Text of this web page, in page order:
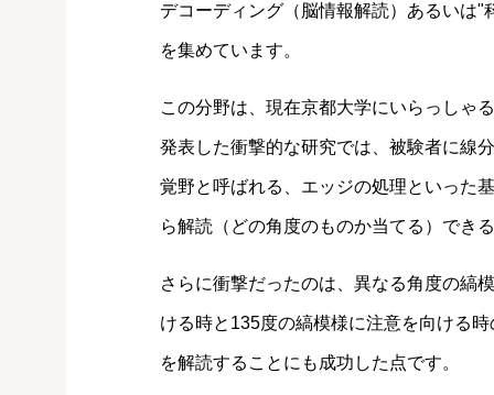
デコーディング（脳情報解読）あるいは
を集めています。
この分野は、現在京都大学にいらっしゃ
発表した衝撃的な研究では、被験者に線
覚野と呼ばれる、エッジの処理といった
ら解読（どの角度のものか当てる）でき
さらに衝撃だったのは、異なる角度の縞
ける時と135度の縞模様に注意を向ける
を解読することにも成功した点です。